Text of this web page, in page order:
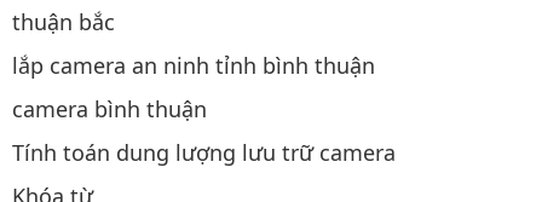
thuận bắc
lắp camera an ninh tỉnh bình thuận
camera bình thuận
Tính toán dung lượng lưu trữ camera